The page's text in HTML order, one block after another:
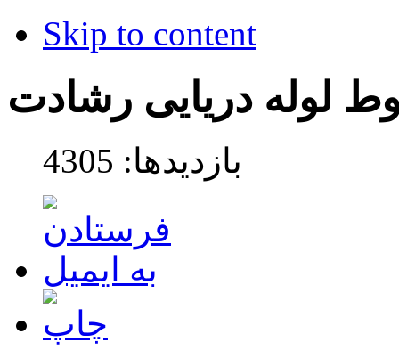
Skip to content
لوله دریایی رشادت
بازدیدها: 4305